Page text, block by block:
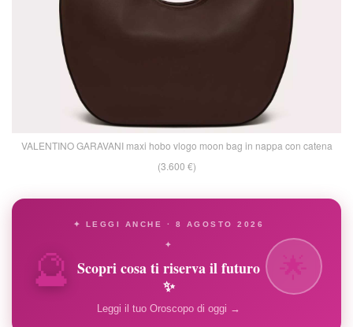
VALENTINO GARAVANI maxi hobo vlogo moon bag in nappa con catena
(3.600 €)
🔮
✦ LEGGI ANCHE · 8 AGOSTO 2026
✦
Scopri cosa ti riserva il futuro
✨
Leggi il tuo Oroscopo di oggi →